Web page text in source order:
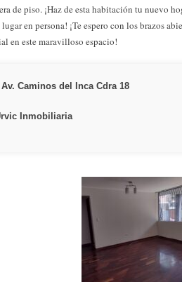
de piso. ¡Haz de esta habitación tu nuevo
en persona! ¡Te espero con los brazos
en este maravilloso espacio!
Caminos del Inca Cdra 18
Inmobiliaria